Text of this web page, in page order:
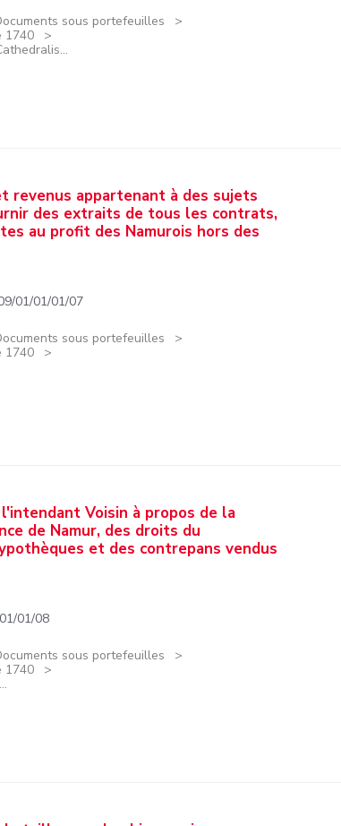
sous portefeuilles
1740
revenus appartenant à des sujets
des extraits de tous les contrats,
au profit des Namurois hors des
01/01/01/07
sous portefeuilles
1740
Voisin à propos de la
de Namur, des droits du
et des contrepans vendus
01/08
sous portefeuilles
1740